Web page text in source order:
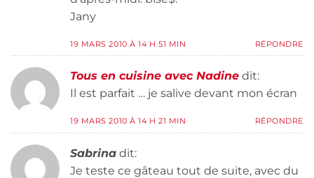
Jany
19 MARS 2010 À 14 H 51 MIN RÉPONDRE
Tous en cuisine avec Nadine dit:
Il est parfait … je salive devant mon écran
19 MARS 2010 À 14 H 21 MIN RÉPONDRE
Sabrina dit:
Je teste ce gâteau tout de suite, avec du